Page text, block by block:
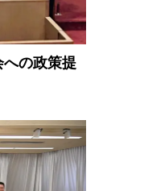
への政策提